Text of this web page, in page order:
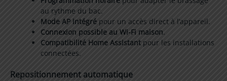
au rythme du bac.
Mode AP intégrépour un accès direct à l’appareil.
Connexion possible au Wi-Fi maison.
Compatibilité Home Assistantpour les installations
connectées.
Repositionnement automatique